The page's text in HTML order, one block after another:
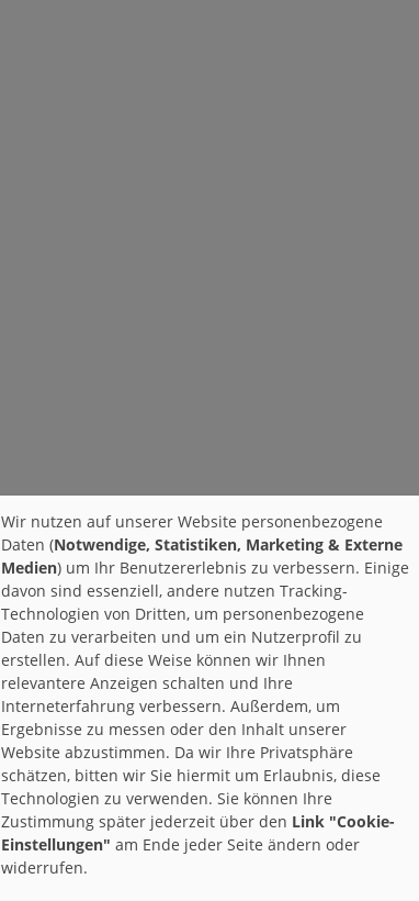
Wir nutzen auf unserer Website personenbezogene
Daten (Notwendige, Statistiken, Marketing & Externe
Medien) um Ihr Benutzererlebnis zu verbessern. Einige
davon sind essenziell, andere nutzen Tracking-
Technologien von Dritten, um personenbezogene
Daten zu verarbeiten und um ein Nutzerprofil zu
erstellen. Auf diese Weise können wir Ihnen
relevantere Anzeigen schalten und Ihre
Interneterfahrung verbessern. Außerdem, um
Ergebnisse zu messen oder den Inhalt unserer
Website abzustimmen. Da wir Ihre Privatsphäre
schätzen, bitten wir Sie hiermit um Erlaubnis, diese
Technologien zu verwenden. Sie können Ihre
Zustimmung später jederzeit über den Link "Cookie-
Einstellungen" am Ende jeder Seite ändern oder
widerrufen.